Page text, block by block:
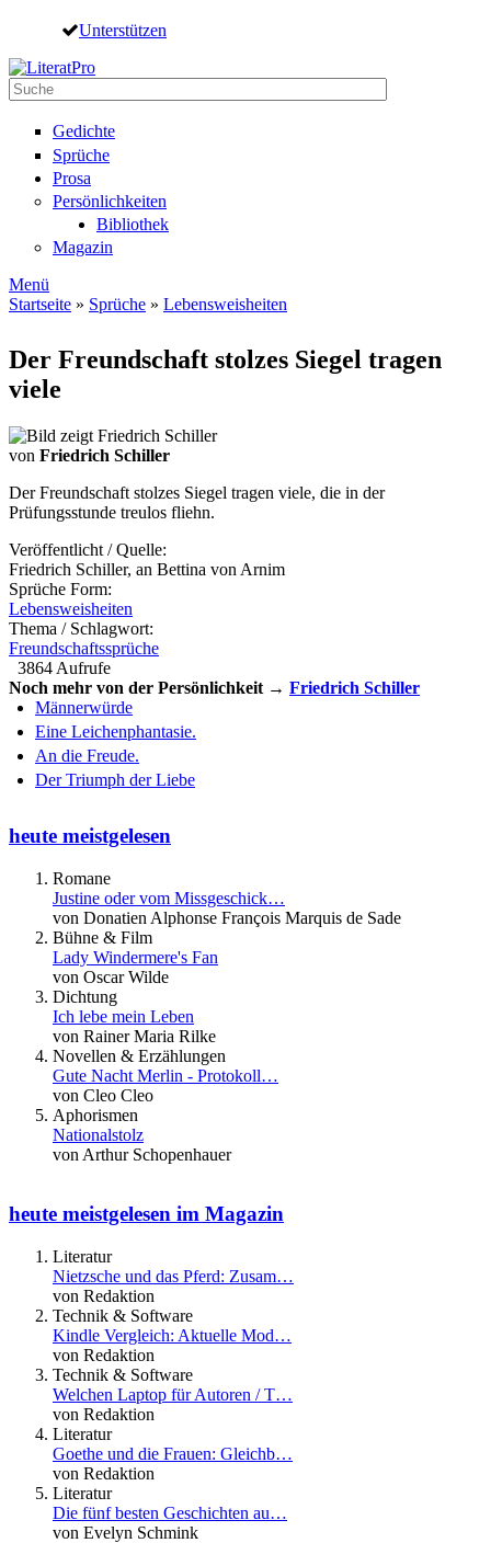
Direkt zum Inhalt
Unterstützen
Suche
Gedichte
Sprüche
Prosa
Persönlichkeiten
Bibliothek
Magazin
Menü
Startseite » Sprüche » Lebensweisheiten
Der Freundschaft stolzes Siegel tragen
viele
von Friedrich Schiller
Der Freundschaft stolzes Siegel tragen viele, die in der
Prüfungsstunde treulos fliehn.
Veröffentlicht / Quelle:
Friedrich Schiller, an Bettina von Arnim
Sprüche Form:
Lebensweisheiten
Thema / Schlagwort:
Freundschaftssprüche
3864 Aufrufe
Noch mehr von der Persönlichkeit → Friedrich Schiller
Männerwürde
Eine Leichenphantasie.
An die Freude.
Der Triumph der Liebe
heute meistgelesen
Romane
Justine oder vom Missgeschick…
von Donatien Alphonse François Marquis de Sade
Bühne & Film
Lady Windermere's Fan
von Oscar Wilde
Dichtung
Ich lebe mein Leben
von Rainer Maria Rilke
Novellen & Erzählungen
Gute Nacht Merlin - Protokoll…
von Cleo Cleo
Aphorismen
Nationalstolz
von Arthur Schopenhauer
heute meistgelesen im Magazin
Literatur
Nietzsche und das Pferd: Zusam…
von Redaktion
Technik & Software
Kindle Vergleich: Aktuelle Mod…
von Redaktion
Technik & Software
Welchen Laptop für Autoren / T…
von Redaktion
Literatur
Goethe und die Frauen: Gleichb…
von Redaktion
Literatur
Die fünf besten Geschichten au…
von Evelyn Schmink